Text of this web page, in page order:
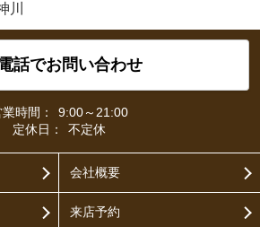
川
話でお問い合わせ
時間：
9:00～21:00
定休日：
不定休
会社概要
来店予約